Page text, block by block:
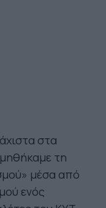
στα
τη
μέσα από
ενός